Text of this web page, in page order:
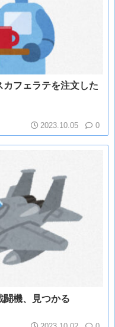
カフェラテを注文した
2023.10.05 0
闘機、見つかる